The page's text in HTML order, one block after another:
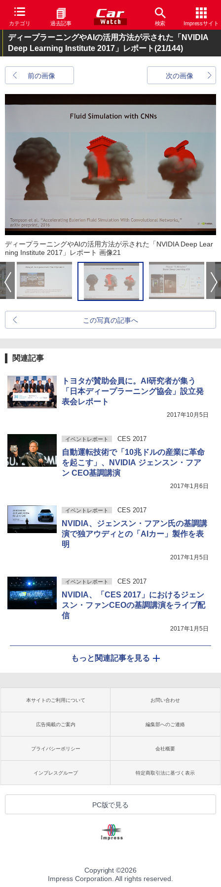
カテゴリ 過去記事 検索 Impressサイト
ディープラーニングやAIの活用方法が示された「NVIDIA
Deep Learning Institute 2017」レポート(21/144)
前の画像 次の画像
ディープラーニングやAIの活用方法が示された「NVIDIA Deep Lear
ning Institute 2017」レポート 画像21
この写真の記事へ
関連記事
トヨタが賛助会員に。AI研究者が集う
「日本ディープラーニング協会」設立発
表会レポート
2017年10月5日
イベントレポート CES 2017
自動運転技術で「10兆ドルの産業に革命
を起こす」、NVIDIA ジェンスン・フア
ン CEO基調講演
2017年1月6日
イベントレポート CES 2017
NVIDIA、ジェンスン・フアン氏の基調講
演で独アウディとの「AIカー」製作を表
明
2017年1月5日
イベントレポート CES 2017
NVIDIA、「CES 2017」におけるジェン
スン・ファンCEOの基調講演をライブ配
信
2017年1月5日
もっと関連記事を見る
本サイトのご利用について お問い合わせ
広告掲載のご案内 編集部へのご連絡
プライバシーポリシー 会社概要
インプレスグループ 特定商取引法に基づく表示
PC版で見る
Copyright ©2026
Impress Corporation. All rights reserved.